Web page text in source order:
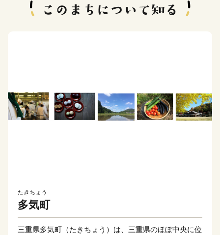
たきちょう
多気町
三重県多気町（たきちょう）は、三重県のほぼ中央に位